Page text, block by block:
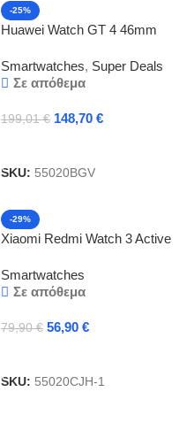
-25%
Huawei Watch GT 4 46mm
με 2 Χρόνια εγγύηση
Smartwatches, Super Deals
Σε απόθεμα
199,01€ 148,70 €
SKU: 55020BGV
-29%
Xiaomi Redmi Watch 3 Active
Smartwatches
Σε απόθεμα
79,90€ 56,90 €
SKU: 55020CJH-1